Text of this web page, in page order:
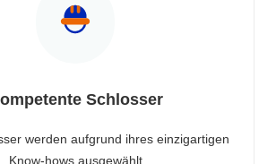
Schlosser
werden aufgrund ihres einzigartigen
Know-hows ausgewählt